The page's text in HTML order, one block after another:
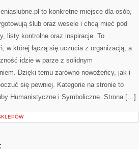
to konkretne miejsce dla osób,
ślub oraz wesele i chcą mieć pod
listy kontrolne oraz inspiracje. To
w której łączą się uczucia z organizacją, a
idzie w parze z solidnym
Dzięki temu zarówno nowożeńcy, jak i
się pewniej. Kategorie na stronie to
Humanistyczne i Symboliczne. Strona […]